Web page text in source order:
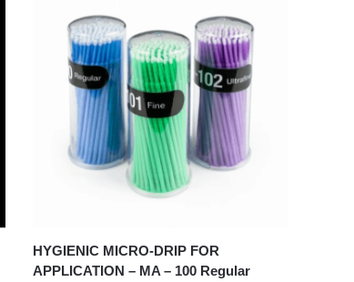
HYGIENIC MICRO-DRIP FOR
APPLICATION – MA – 100 Regular